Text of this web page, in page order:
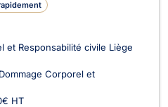
et Responsabilité civile Liège
Corporel et
HT